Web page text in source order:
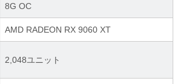
8G OC
AMD RADEON RX 9060 XT
2,048ユニット